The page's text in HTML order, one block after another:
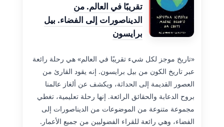
تقريبًا في العالم. من
الديناصورات إلى الفضاء. بيل
برايسون
«تاريخ موجز لكل شيء تقريبًا في العالم» هي رحلة رائعة
عبر تاريخ الكون من بيل برايسون. إنه يقود القارئ من
العصور القديمة إلى الحداثة، ويكشف عن ألغاز عالمنا
بروح الدعابة والحقائق الرائعة. إنها رحلة تعليمية، تغطي
مجموعة متنوعة من الموضوعات من الديناصورات إلى
الفضاء، وهي رائعة للقراء الفضوليين من جميع الأعمار.